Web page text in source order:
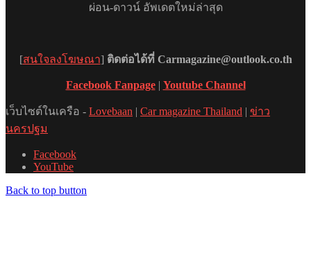
ผ่อน-ดาวน์ อัพเดตใหม่ล่าสุด
[สนใจลงโฆษณา] ติดต่อได้ที่ Carmagazine@outlook.co.th
Facebook Fanpage| Youtube Channel
เว็บไซต์ในเครือ - Lovebaan | Car magazine Thailand | ข่าว
นครปฐม
Facebook
YouTube
Back to top button